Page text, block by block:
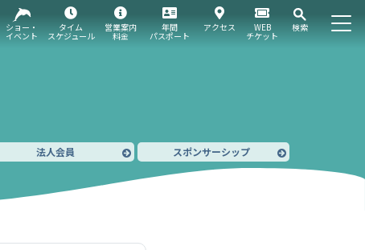
WEB
チケット
検索
ショー・
イベント
タイム
スケジュール
営業案内
料金
年間
パスポート
アクセス
法人会員 スポンサーシップ